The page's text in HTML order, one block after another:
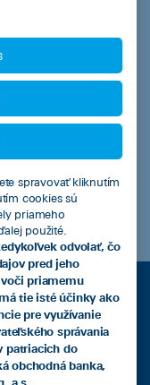
spravovať kliknutím
cookies sú
priameho
použité.
odvolať, čo
pred jeho
priamemu
tie isté účinky ako
pre využívanie
správania
patriacich do
obchodná banka,